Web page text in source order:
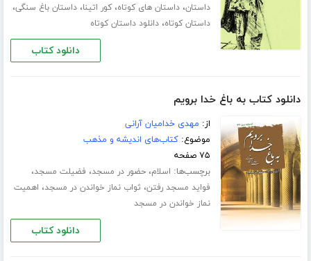
داستان،داستان های کوتاه،کور اتینا،داستان باغ سنگی،
داستان کوتاه،دانلود داستان کوتاه
دانلود کتاب
دانلود کتاب به باغ خدا برویم
از: مهدی خدامیان آرانی
موضوع:کتاب‌های اندیشه و مذهب
۷۵ صفحه
برچسب‌ها: اسلام،حضور در مسجد، فضیلت مسجد،
فواید مسجد رفتن، ثواب نماز خواندن در مسجد، اهمیت
نماز خواندن در مسجد
دانلود کتاب